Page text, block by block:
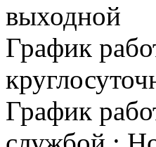
выходной
График
График